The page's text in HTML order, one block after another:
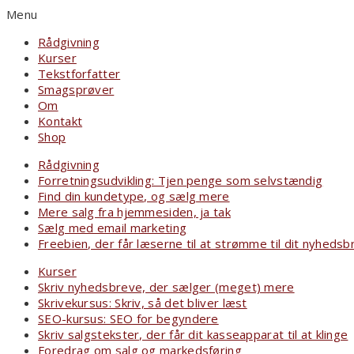
Menu
Rådgivning
Kurser
Tekstforfatter
Smagsprøver
Om
Kontakt
Shop
Rådgivning
Forretningsudvikling: Tjen penge som selvstændig
Find din kundetype, og sælg mere
Mere salg fra hjemmesiden, ja tak
Sælg med email marketing
Freebien, der får læserne til at strømme til dit
Kurser
Skriv nyhedsbreve, der sælger (meget) mere
Skrivekursus: Skriv, så det bliver læst
SEO-kursus: SEO for begyndere
Skriv salgstekster, der får dit kasseapparat til at klinge
Foredrag om salg og markedsføring